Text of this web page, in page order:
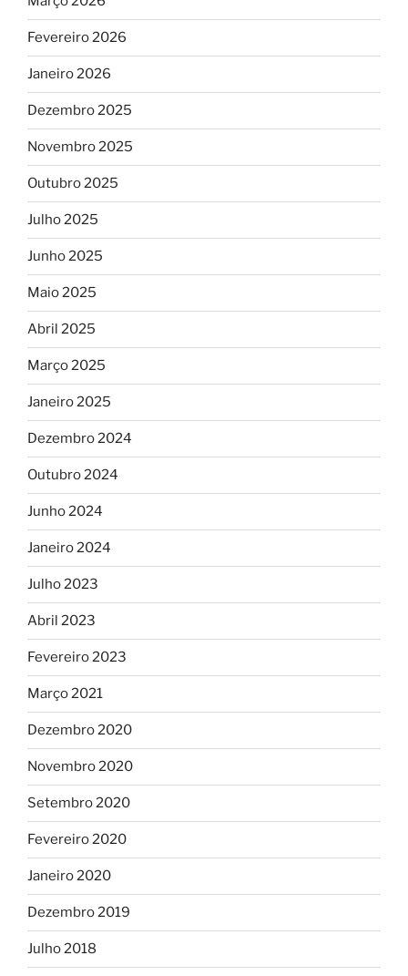
Fevereiro 2026
Janeiro 2026
Dezembro 2025
Novembro 2025
Outubro 2025
Julho 2025
Junho 2025
Maio 2025
Abril 2025
Março 2025
Janeiro 2025
Dezembro 2024
Outubro 2024
Junho 2024
Janeiro 2024
Julho 2023
Abril 2023
Fevereiro 2023
Março 2021
Dezembro 2020
Novembro 2020
Setembro 2020
Fevereiro 2020
Janeiro 2020
Dezembro 2019
Julho 2018